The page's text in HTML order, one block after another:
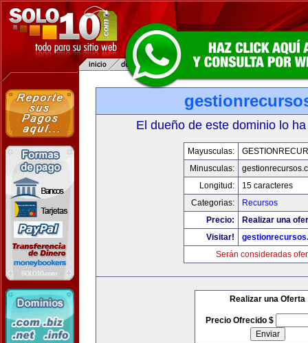
El dueño de este dominio lo
Mayusculas:
Minusculas:
Longitud:
15 caracteres
Categorias:
Recursos
Precio:
Realizar una
Visitar!
Serán consideradas
Realizar una Oferta
Precio Ofrecido $